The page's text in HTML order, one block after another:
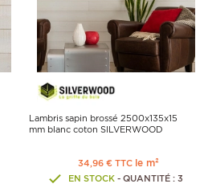
Lambris sapin brossé 2500x135x15
mm blanc coton SILVERWOOD
34,96 € TTC le m²
EN STOCK - QUANTITÉ : 3